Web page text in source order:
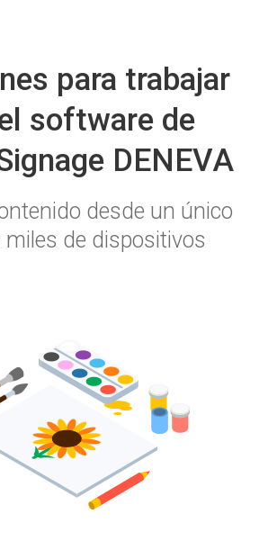
para trabajar
software de
DENEVA
desde un único
de dispositivos